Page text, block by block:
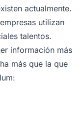
actualmente.
utilizan
talentos.
información más
más que la que